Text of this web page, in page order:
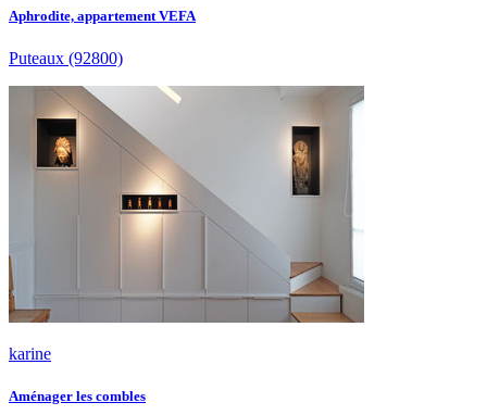
Aphrodite, appartement VEFA
Puteaux (92800)
karine
Aménager les combles